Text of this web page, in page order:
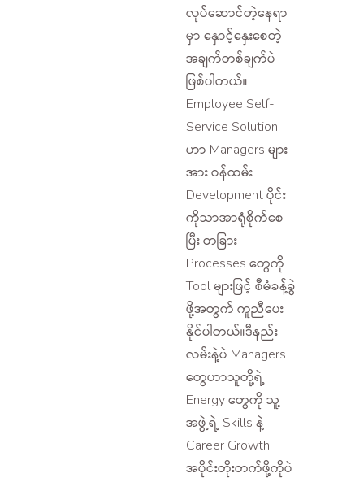
လုပ်ဆောင်တဲ့နေရာ
မှာ နှောင့်နှေးစေတဲ့
အချက်တစ်ချက်ပဲ
ဖြစ်ပါတယ်။
Employee Self-
Service Solution
ဟာ Managers များ
အား ဝန်ထမ်း
Development ပိုင်း
ကိုသာအာရုံစိုက်စေ
ပြီး တခြား
Processes တွေကို
Tool များဖြင့် စီမံခန့်ခွဲ
ဖို့အတွက် ကူညီပေး
နိုင်ပါတယ်။ဒီနည်း
လမ်းနဲ့ပဲ Managers
တွေဟာသူတို့ရဲ့
Energy တွေကို သူ့
အဖွဲ့ရဲ့ Skills နဲ့
Career Growth
အပိုင်းတိုးတက်ဖို့ကိုပဲ